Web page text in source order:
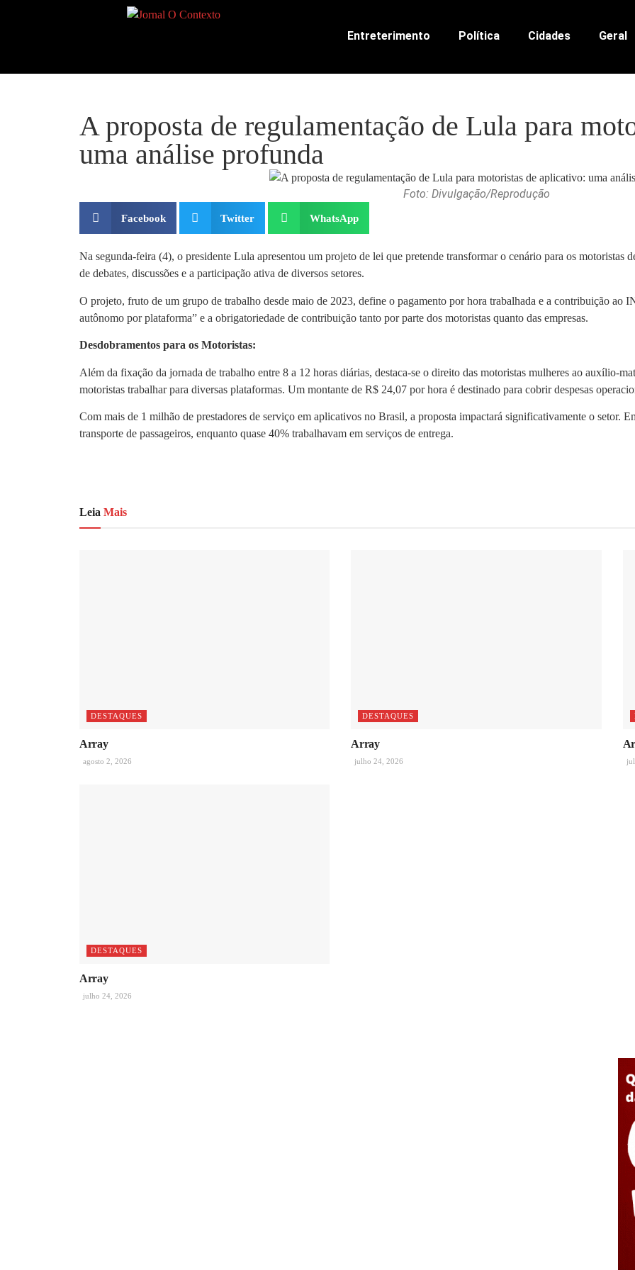
Entreterimento Política Cidades Geral
A proposta de regulamentação de Lula para
uma análise profunda
Foto: Divulgação/Reprodução
Facebook Twitter WhatsApp
Na segunda-feira (4), o presidente Lula apresentou um projeto de lei que pretende transformar o cenário para os motoristas
de debates, discussões e a participação ativa de diversos setores.
O projeto, fruto de um grupo de trabalho desde maio de 2023, define o pagamento por hora trabalhada e a contribuição ao
autônomo por plataforma” e a obrigatoriedade de contribuição tanto por parte dos motoristas quanto das empresas.
Desdobramentos para os Motoristas:
Além da fixação da jornada de trabalho entre 8 a 12 horas diárias, destaca-se o direito das motoristas mulheres ao auxílio-
motoristas trabalhar para diversas plataformas. Um montante de R$ 24,07 por hora é destinado para cobrir despesas
Com mais de 1 milhão de prestadores de serviço em aplicativos no Brasil, a proposta impactará significativamente o setor.
transporte de passageiros, enquanto quase 40% trabalhavam em serviços de entrega.
Leia Mais
DESTAQUES
Array
agosto 2, 2026
DESTAQUES
Array
julho 24, 2026
DESTAQUES
Array
julho 24, 2026